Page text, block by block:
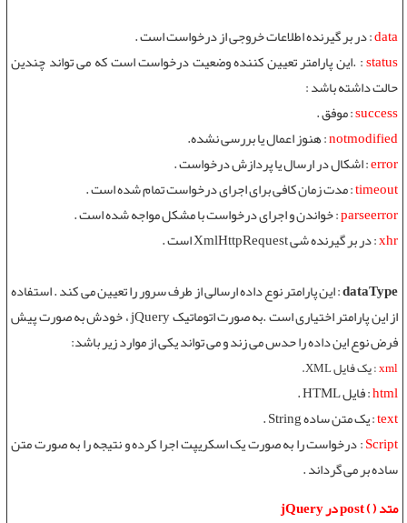
data: در بر گیرنده اطلاعات خروجی از درخواست است .
status: .این پارامتر تعیین کننده وضعیت درخواست است که می تواند چندین
حالت داشته باشد :
success: موفق .
notmodified: هنوز اعمال یا بررسی نشده.
error: اشکال در ارسال یا پردازش درخواست .
timeout: مدت زمان کافی برای اجرای درخواست تمام شده است .
parseerror: خواندن و اجرای درخواست با مشکل مواجه شده است .
xhr: در بر گیرنده شی XmlHttpRequest است .
dataType: این پارامتر نوع داده ارسالی از طرف سرور را تعیین می کند . استفاده
از این پارامتر اختیاری است .به صورت اتوماتیک jQuery ، خودش به صورت پیش
فرض نوع این داده را حدس می زند و می تواند یکی از موارد زیر باشد:
xml: یک فایل XML.
html: فایل HTML .
text: یک متن ساده String .
Script: درخواست را به صورت یک اسکریپت اجرا کرده و نتیجه را به صورت متن
ساده بر می گرداند .
متد ( ) post در jQuery